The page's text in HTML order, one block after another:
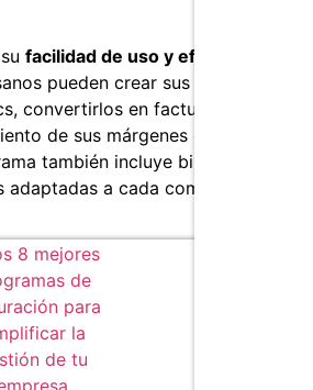
facilidad de uso y eficacia sobre
pueden crear sus presupuestos
convertirlos en facturas al instante
de sus márgenes en cada
también incluye bibliotecas de
a cada comercio.